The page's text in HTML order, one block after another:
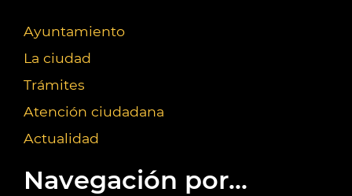
Ayuntamiento
La ciudad
Trámites
Atención ciudadana
Actualidad
Navegación por...